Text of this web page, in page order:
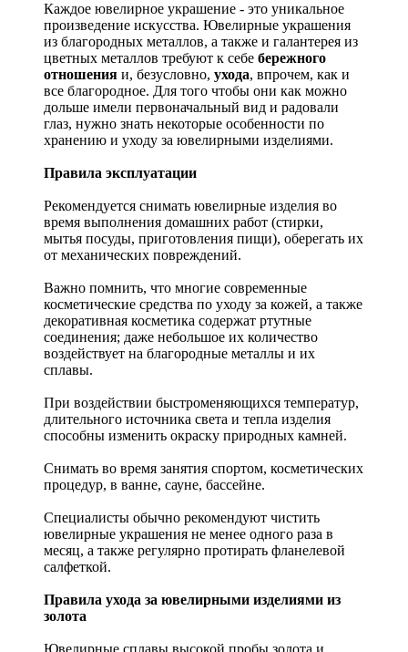
Каждое ювелирное украшение - это уникальное
произведение искусства. Ювелирные украшения
из благородных металлов, а также и галантерея из
цветных металлов требуют к себе бережного
отношения и, безусловно, ухода, впрочем, как и
все благородное. Для того чтобы они как можно
дольше имели первоначальный вид и радовали
глаз, нужно знать некоторые особенности по
хранению и уходу за ювелирными изделиями.
Правила эксплуатации
Рекомендуется снимать ювелирные изделия во
время выполнения домашних работ (стирки,
мытья посуды, приготовления пищи), оберегать их
от механических повреждений.
Важно помнить, что многие современные
косметические средства по уходу за кожей, а также
декоративная косметика содержат ртутные
соединения; даже небольшое их количество
воздействует на благородные металлы и их
сплавы.
При воздействии быстроменяющихся температур,
длительного источника света и тепла изделия
способны изменить окраску природных камней.
Снимать во время занятия спортом, косметических
процедур, в ванне, сауне, бассейне.
Специалисты обычно рекомендуют чистить
ювелирные украшения не менее одного раза в
месяц, а также регулярно протирать фланелевой
салфеткой.
Правила ухода за ювелирными изделиями из
золота